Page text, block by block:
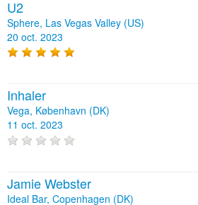
U2
Sphere, Las Vegas Valley (US)
20 oct. 2023
Inhaler
Vega, København (DK)
11 oct. 2023
Jamie Webster
Ideal Bar, Copenhagen (DK)